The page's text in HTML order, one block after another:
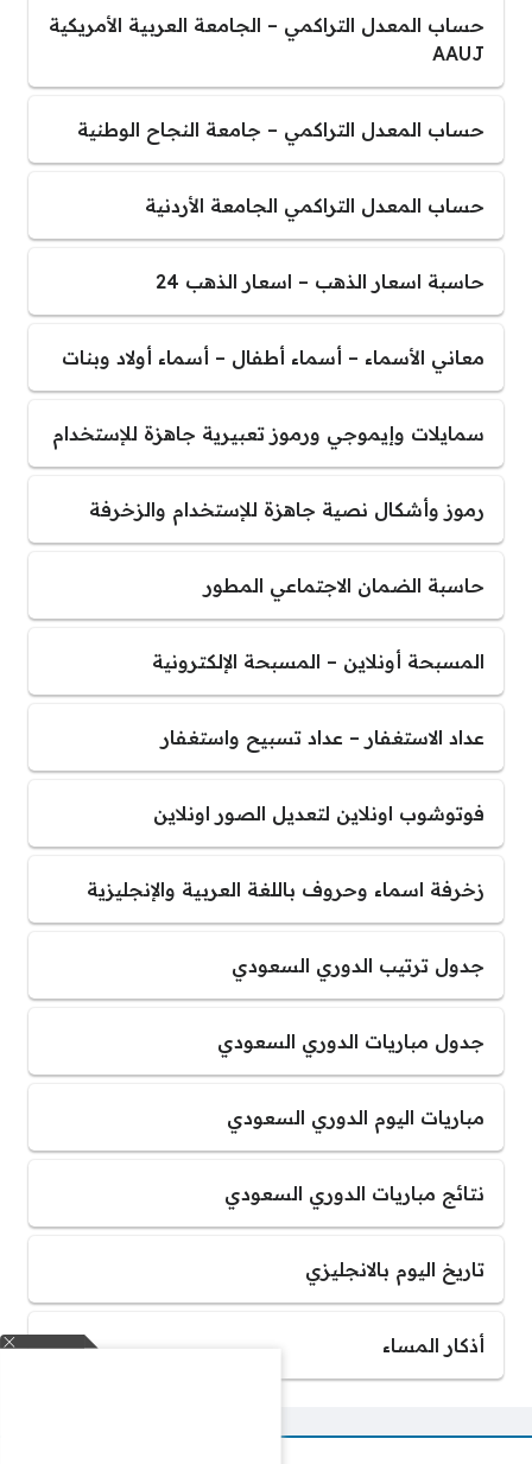
حساب المعدل التراكمي – الجامعة العربية الأمريكية
AAUJ
حساب المعدل التراكمي – جامعة النجاح الوطنية
حساب المعدل التراكمي الجامعة الأردنية
حاسبة اسعار الذهب – اسعار الذهب 24
معاني الأسماء – أسماء أطفال – أسماء أولاد وبنات
سمايلات وإيموجي ورموز تعبيرية جاهزة للإستخدام
رموز وأشكال نصية جاهزة للإستخدام والزخرفة
حاسبة الضمان الاجتماعي المطور
المسبحة أونلاين – المسبحة الإلكترونية
عداد الاستغفار – عداد تسبيح واستغفار
فوتوشوب اونلاين لتعديل الصور اونلاين
زخرفة اسماء وحروف باللغة العربية والإنجليزية
جدول ترتيب الدوري السعودي
جدول مباريات الدوري السعودي
مباريات اليوم الدوري السعودي
نتائج مباريات الدوري السعودي
تاريخ اليوم بالانجليزي
أذكار المساء